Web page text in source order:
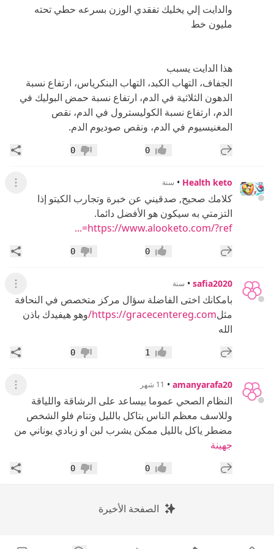
والدايت إلي يخليك تفقدي الوزن بسرعه حطي تحته
مليون خط
هذا الدايت يسبب
الجفاف، التهاب الكبد، التهاب البنكرياس، ارتفاع نسبة
الدهون الثلاثية في الدم، ارتفاع نسبة حمض البوليك في
الدم، ارتفاع نسبة الكوليسترول في الدم، نقص
المغنيسيوم في الدم، ونقص صوديوم الدم.
إضافة رد جديد إعجاب0 عدم إعجاب
0
Health keto
• سنة عرض
كلامك صحيح, صدقيني عن خبرة وتجارب الكيتو إذا
التزمتي به سيكون هو الأفضل دائما.
https://www.alooketo.com/?ref=...
إضافة رد جديد إعجاب0 عدم إعجاب
0
safia2020
• سنة عرض
بامكانك اختى الفاضلة سؤال مركز متخصص في النحافة
مثلhttps://gracecentereg.com/ وهو هيفيدك باذن
الله
إضافة رد جديد إعجاب1 عدم إعجاب
0
amanyarafa20
• 11 شهر عرض
النظام الصحي عموما بيساعد على الرشاقة واللياقة
وللاسف معظم الناس بتاكل بالليل وتنام فلو الشخص
مضطر ياكل بالليل ممكن يشرب لبن او زبادي يوناني من
جهينة
إضافة رد جديد إعجاب0 عدم إعجاب
0
الصفحة الأخيرة